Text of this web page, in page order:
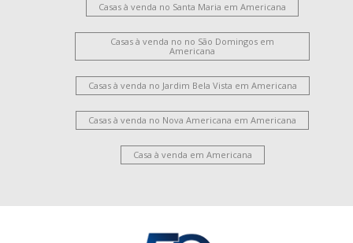
Casas à venda no Santa Maria em Americana
Casas à venda no no São Domingos em
Americana
Casas à venda no Jardim Bela Vista em Americana
Casas à venda no Nova Americana em Americana
Casa à venda em Americana